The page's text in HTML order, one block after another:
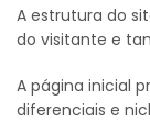
A estrutura do
do visitante e
A página inicial
diferenciais e